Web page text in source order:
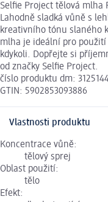
Selfie Project tělová
Lahodně sladká vůně s
kreativního tónu slaného
mlha je ideální pro
kdykoli. Dopřejte si
od značky Selfie Project.
číslo produktu dm:
GTIN: 5902853093886
Vlastnosti produktu
Koncentrace vůně:
tělový sprej
Oblast použití:
tělo
Efekt: